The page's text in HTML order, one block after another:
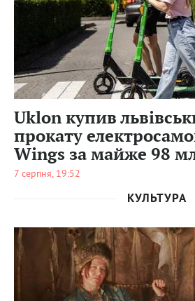
Uklon купив
прокату
Wings за майже 98
7 серпня, 19:52
КУЛЬТУРА